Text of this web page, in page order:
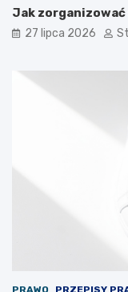
Jak
27 lipca 2026